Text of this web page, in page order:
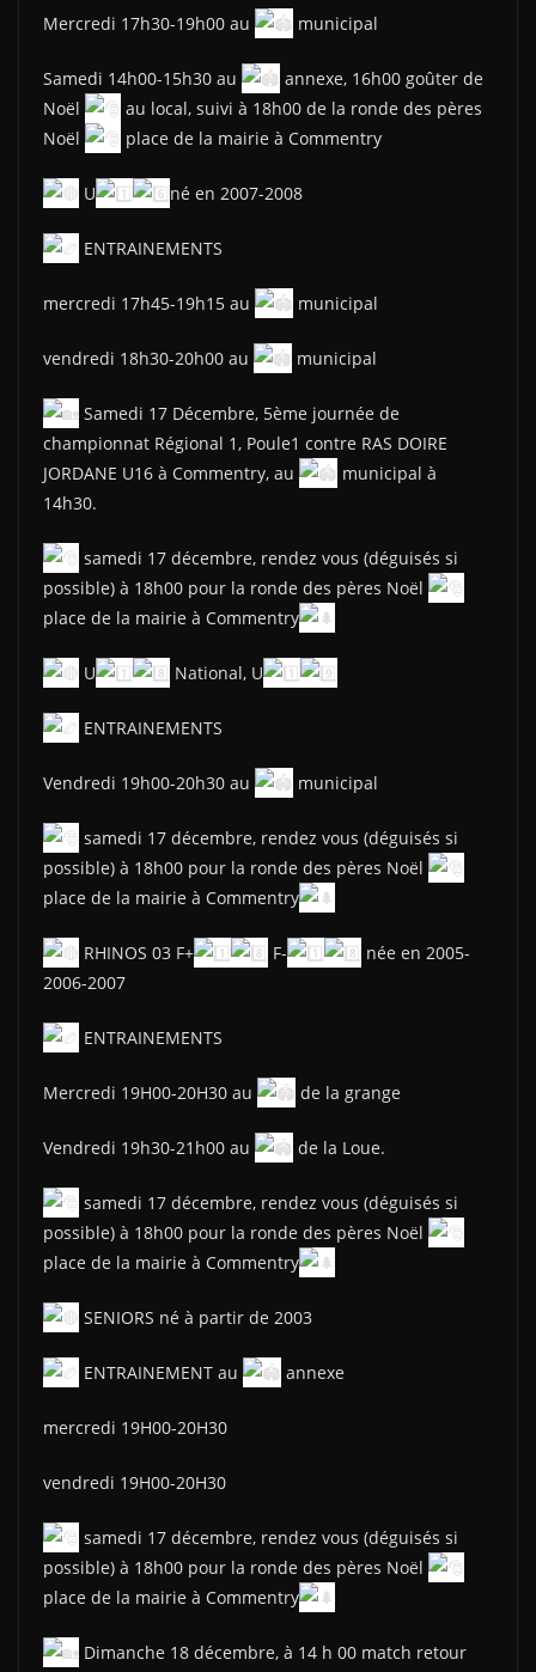
Mercredi 17h30-19h00 au municipal
Samedi 14h00-15h30 au
annexe, 16h00 goûter de
Noël
au local, suivi à 18h00 de la ronde des pères
Noël
place de la mairie à Commentry
U né en 2007-2008
ENTRAINEMENTS
mercredi 17h45-19h15 au municipal
vendredi 18h30-20h00 au municipal
Samedi 17 Décembre, 5ème journée de
championnat Régional 1, Poule1 contre RAS DOIRE
JORDANE U16 à Commentry, au
municipal à
14h30.
samedi 17 décembre, rendez vous (déguisés si
possible) à 18h00 pour la ronde des pères Noël
place de la mairie à Commentry
U National, U
ENTRAINEMENTS
Vendredi 19h00-20h30 au municipal
samedi 17 décembre, rendez vous (déguisés si
possible) à 18h00 pour la ronde des pères Noël
place de la mairie à Commentry
RHINOS 03 F+ F-
née en 2005-
2006-2007
ENTRAINEMENTS
Mercredi 19H00-20H30 au de la grange
Vendredi 19h30-21h00 au de la Loue.
samedi 17 décembre, rendez vous (déguisés si
possible) à 18h00 pour la ronde des pères Noël
place de la mairie à Commentry
SENIORS né à partir de 2003
ENTRAINEMENT au annexe
mercredi 19H00-20H30
vendredi 19H00-20H30
samedi 17 décembre, rendez vous (déguisés si
possible) à 18h00 pour la ronde des pères Noël
place de la mairie à Commentry
Dimanche 18 décembre, à 14 h 00 match retour